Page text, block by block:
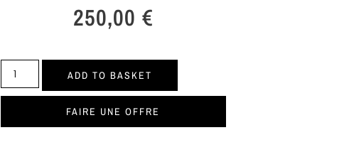
250,00 €
ADD TO BASKET
FAIRE UNE OFFRE